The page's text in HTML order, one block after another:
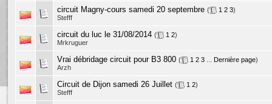
circuit Magny-cours samedi 20 septembre ( 1 2 3)
Stefff
circuit du luc le 31/08/2014 ( 1 2)
Mrkruguer
Vrai débridage circuit pour B3 800 ( 1 2 3 Dernière page)
Arzh
Circuit de Dijon samedi 26 Juillet ( 1 2)
Stefff